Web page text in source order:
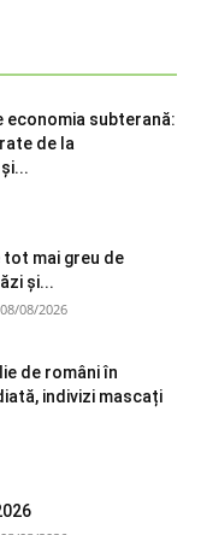
economia subterană:
de la
tot mai greu de
și...
08/08/2026
de români în
indivizi mascați